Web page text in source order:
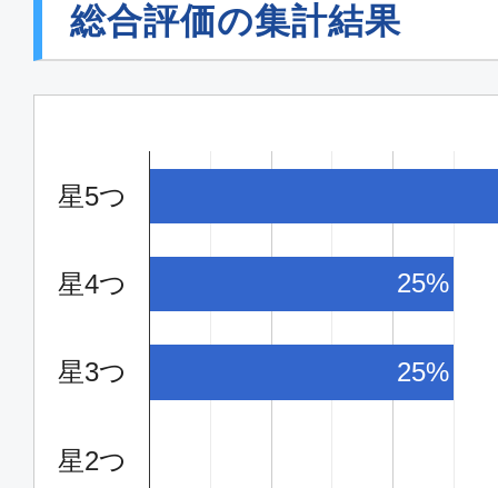
総合評価の集計結果
星5つ
星4つ
星3つ
星2つ
25%
25%